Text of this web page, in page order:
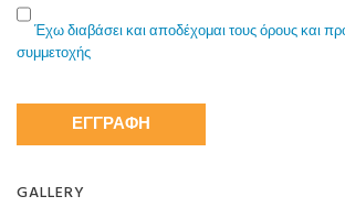
Έχω διαβάσει και αποδέχομαι τους όρους και
συμμετοχής
GALLERY